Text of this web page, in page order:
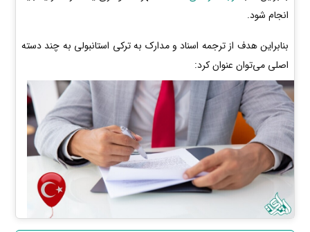
انجام شود.
بنابراین هدف از ترجمه اسناد و مدارک به ترکی استانبولی به چند دسته
اصلی می‌توان عنوان کرد: